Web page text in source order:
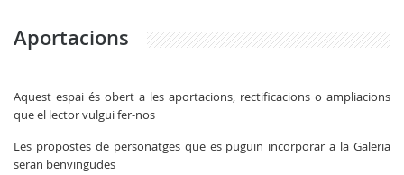
Aportacions
Aquest espai és obert a les aportacions, rectificacions o ampliacions
que el lector vulgui fer-nos
Les propostes de personatges que es puguin incorporar a la Galeria
seran benvingudes